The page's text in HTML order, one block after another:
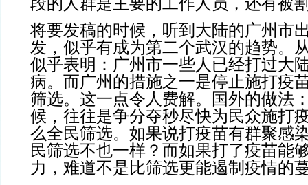
将要发稿的时候，听到大陆的广州市
发，似乎有成为第二个武汉的趋势。
似乎表明：广州市一些人已经打过大
病。而广州的措施之一是停止施打疫
筛选。这一点令人费解。国外的做法
候，往往是争分夺秒尽快为民众施打
么全民筛选。如果说打疫苗有群聚感
民筛选不也一样？而如果打了疫苗能
力，难道不是比筛选更能遏制疫情的